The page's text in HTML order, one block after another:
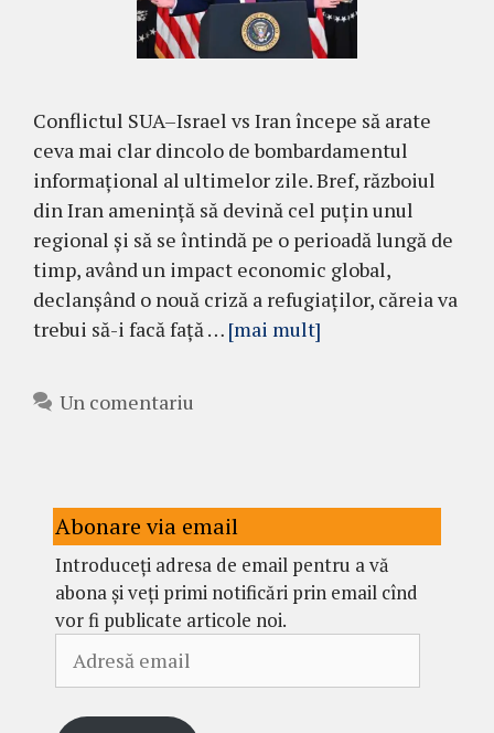
Conflictul SUA–Israel vs Iran începe să arate
ceva mai clar dincolo de bombardamentul
informațional al ultimelor zile. Bref, războiul
din Iran amenință să devină cel puțin unul
regional și să se întindă pe o perioadă lungă de
timp, având un impact economic global,
declanșând o nouă criză a refugiaților, căreia va
trebui să-i facă față … [mai mult]
Un comentariu
Abonare via email
Introduceți adresa de email pentru a vă
abona și veți primi notificări prin email cînd
vor fi publicate articole noi.
email